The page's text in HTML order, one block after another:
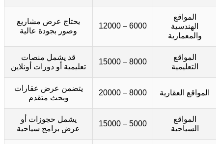
المواقع
الهندسية
والمعمارية
6000 – 12000
يحتاج عرض مشاريع
وصور بجودة عالية
المواقع
التعليمية
8000 – 15000
قد يشمل منصات
تعليمية أو دورات أونلاين
المواقع العقارية 8000 – 20000
يتضمن عرض عقارات
وبحث متقدم
المواقع
السياحية
5000 – 15000
يشمل حجوزات أو
عرض برامج سياحية